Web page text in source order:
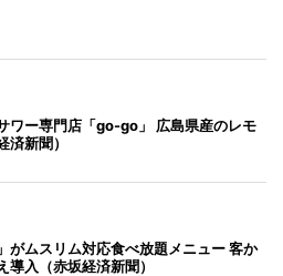
ワー専門店「go-go」 広島県産のレモ
済新聞）
がムスリム対応食べ放題メニュー 客か
導入（赤坂経済新聞）